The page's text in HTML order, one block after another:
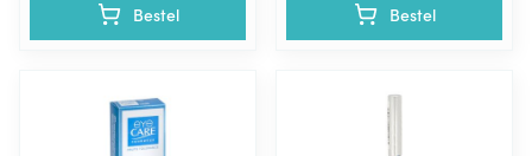
Bestel Bestel